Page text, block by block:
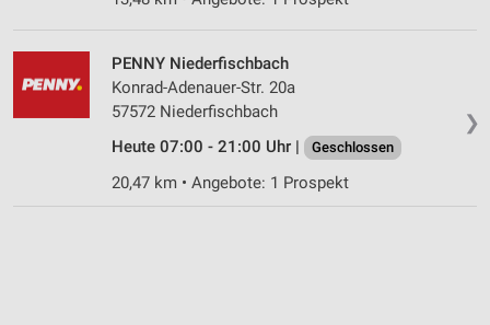
❯
PENNY Niederfischbach
Konrad-Adenauer-Str. 20a
57572 Niederfischbach
Heute 07:00 - 21:00 Uhr |
Geschlossen
20,47 km • Angebote: 1 Prospekt
Funktional